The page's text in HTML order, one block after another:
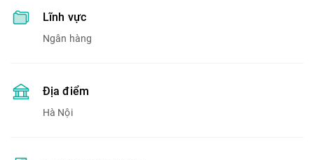
Lĩnh vực
Ngân hàng
Địa điểm
Hà Nội